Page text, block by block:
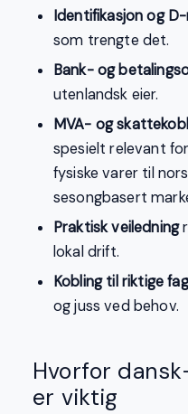
Identifikasjon og
som trengte det.
Bank- og
utenlandsk eier.
MVA- og
spesielt relevant
fysiske varer til
sesongbasert
Praktisk veiledning
lokal drift.
Kobling til riktige
og juss ved behov.
Hvorfor
er viktig